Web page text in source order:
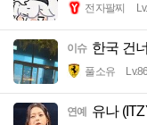
전자팔찌
이슈 한국 건
풀소유 Lv.86
연예 유나